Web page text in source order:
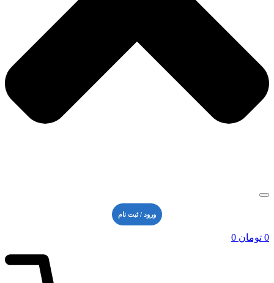
ورود / ثبت نام
0 تومان 0